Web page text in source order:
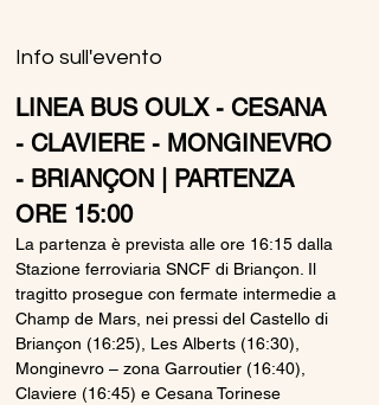
Info sull'evento
LINEA BUS OULX - CESANA
- CLAVIERE - MONGINEVRO
- BRIANÇON | PARTENZA
ORE 15:00
La partenza è prevista alle ore 16:15 dalla
Stazione ferroviaria SNCF di Briançon. Il
tragitto prosegue con fermate intermedie a
Champ de Mars, nei pressi del Castello di
Briançon (16:25), Les Alberts (16:30),
Monginevro – zona Garroutier (16:40),
Claviere (16:45) e Cesana Torinese